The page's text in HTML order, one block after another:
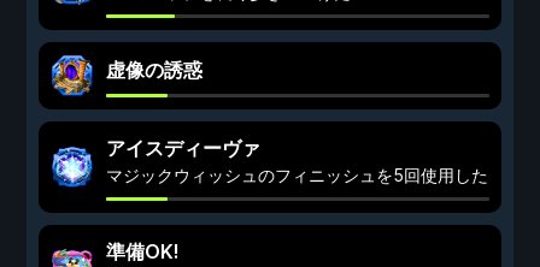
虚像の誘惑
アイスディーヴァ
マジックウィッシュのフィニッシュを5回使用した
準備OK!